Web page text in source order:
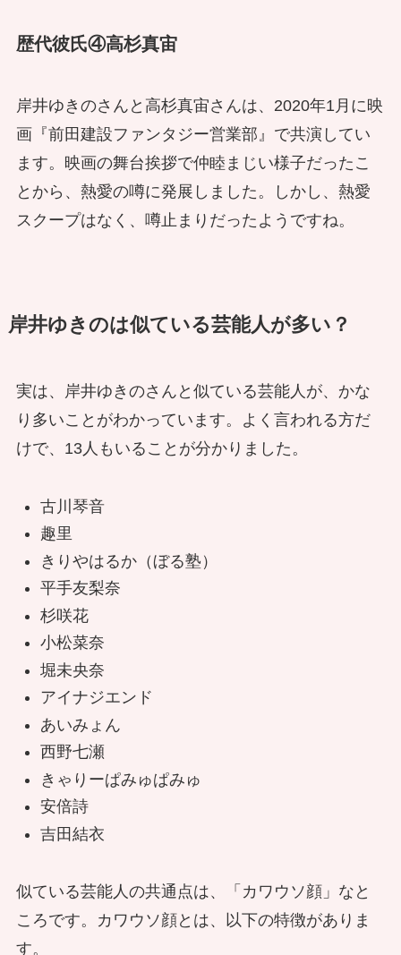
歴代彼氏④高杉真宙
岸井ゆきのさんと高杉真宙さんは、2020年1月に映
画『前田建設ファンタジー営業部』で共演してい
ます。映画の舞台挨拶で仲睦まじい様子だったこ
とから、熱愛の噂に発展しました。しかし、熱愛
スクープはなく、噂止まりだったようですね。
岸井ゆきのは似ている芸能人が多い？
実は、岸井ゆきのさんと似ている芸能人が、かな
り多いことがわかっています。よく言われる方だ
けで、13人もいることが分かりました。
古川琴音
趣里
きりやはるか（ぼる塾）
平手友梨奈
杉咲花
小松菜奈
堀未央奈
アイナジエンド
あいみょん
西野七瀬
きゃりーぱみゅぱみゅ
安倍詩
吉田結衣
似ている芸能人の共通点は、「カワウソ顔」なと
ころです。カワウソ顔とは、以下の特徴がありま
す。